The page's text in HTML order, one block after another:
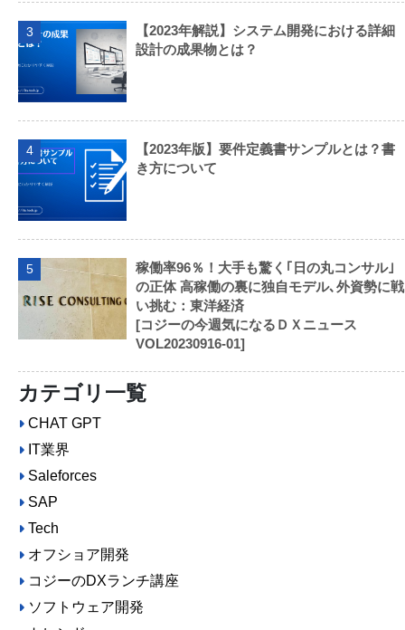
3
【2023年解説】システム開発における詳細
設計の成果物とは？
4
【2023年版】要件定義書サンプルとは？書
き方について
5
稼働率96％！大手も驚く｢日の丸コンサル｣
の正体 高稼働の裏に独自モデル､外資勢に戦
い挑む：東洋経済
[コジーの今週気になるＤＸニュース
VOL20230916-01]
カテゴリ一覧
CHAT GPT
IT業界
Saleforces
SAP
Tech
オフショア開発
コジーのDXランチ講座
ソフトウェア開発